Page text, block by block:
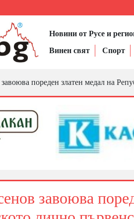
Новини от Русе и
Винен свят
Спорт
завоюва пореден златен медал на
завоюва